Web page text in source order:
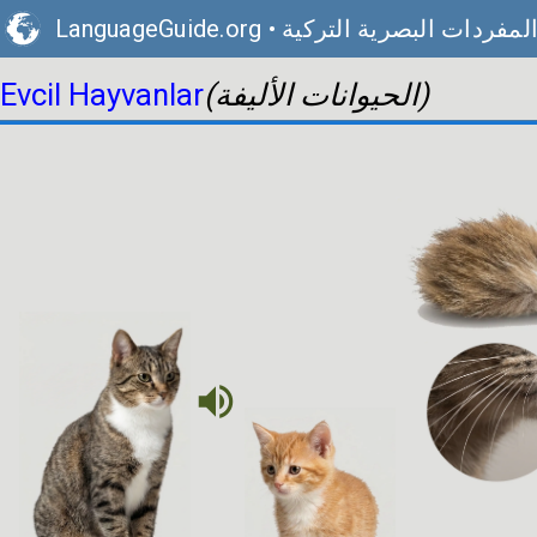
LanguageGuide.org • المفردات البصرية التركية
Evcil Hayvanlar (الحيوانات الأليفة)
volume_up